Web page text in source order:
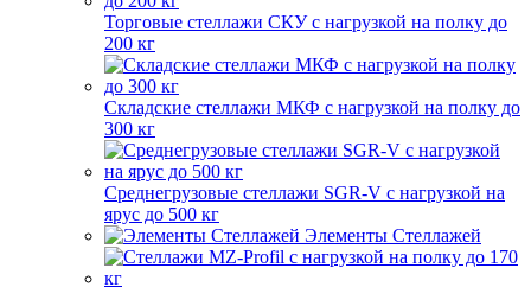
Торговые стеллажи СКУ с нагрузкой на полку до
200 кг
Складские стеллажи МКФ с нагрузкой на полку до
300 кг
Среднегрузовые стеллажи SGR-V с нагрузкой на
ярус до 500 кг
Элементы Стеллажей